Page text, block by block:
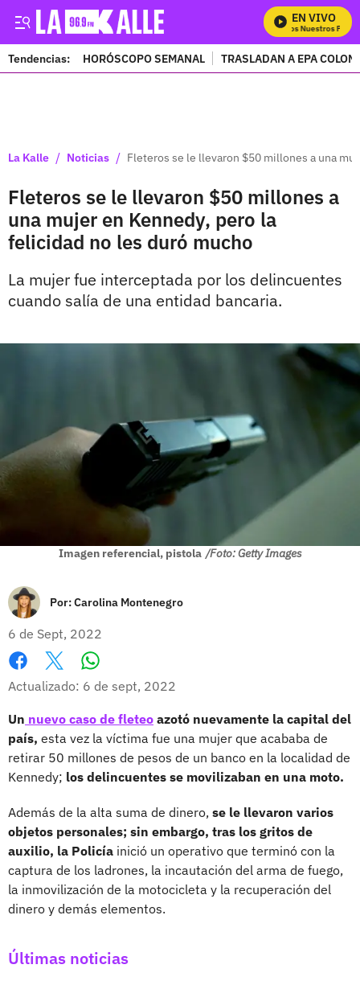
EN VIVO
Mira Todos Nuestros
Tendencias: HORÓSCOPO SEMANAL TRASLADAN A EPA
La Kalle / Noticias / Fleteros se le llevaron $50 millones a una
Fleteros se le llevaron $50 millones a
una mujer en Kennedy, pero la
felicidad no les duró mucho
La mujer fue interceptada por los delincuentes
cuando salía de una entidad bancaria.
Imagen referencial, pistola /Foto: Getty Images
Por:Carolina Montenegro
6 de Sept, 2022
Facebook
X
Actualizado: 6 de sept, 2022
Un nuevo caso de fleteo azotó nuevamente la capital del
país, esta vez la víctima fue una mujer que acababa de
retirar 50 millones de pesos de un banco en la localidad de
Kennedy; los delincuentes se movilizaban en una moto.
Además de la alta suma de dinero, se le llevaron varios
objetos personales; sin embargo, tras los gritos de
auxilio, la Policía inició un operativo que terminó con la
captura de los ladrones, la incautación del arma de fuego,
la inmovilización de la motocicleta y la recuperación del
dinero y demás elementos.
Últimas noticias